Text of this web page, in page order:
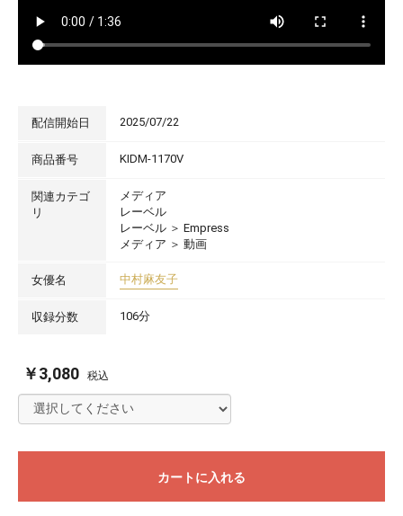
配信開始日 2025/07/22
商品番号 KIDM-1170V
関連カテゴ
リ
メディア
レーベル
レーベル ＞ Empress
メディア ＞ 動画
女優名 中村麻友子
収録分数 106分
￥3,080 税込
カートに入れる